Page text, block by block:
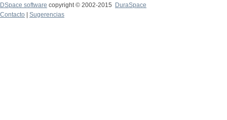
DSpace software copyright © 2002-2015
DuraSpace
Contacto
Sugerencias